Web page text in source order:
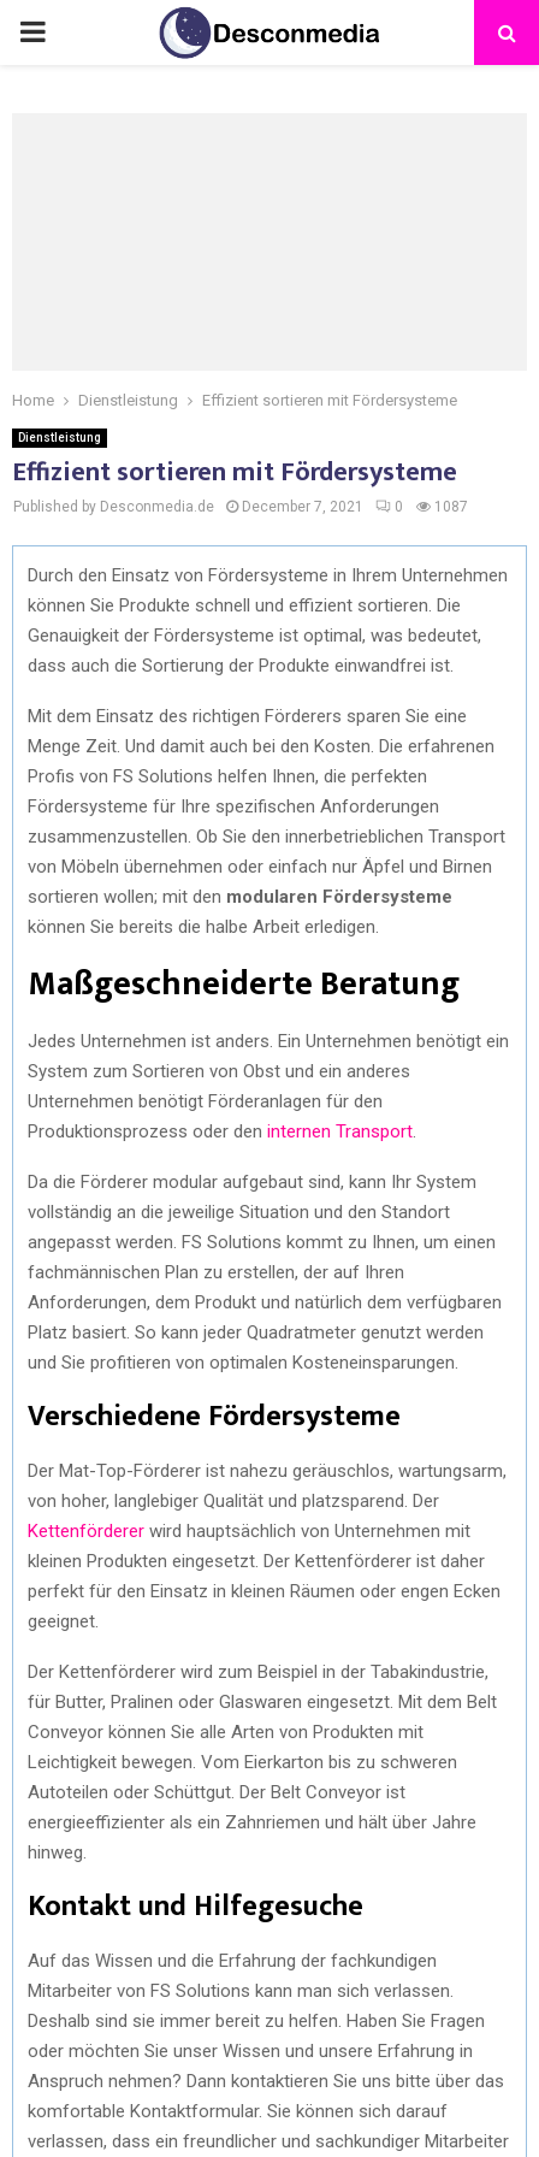
Home Dienstleistung Effizient sortieren mit Fördersysteme
Dienstleistung
Effizient sortieren mit Fördersysteme
Published by Desconmedia.de December 7, 2021 0 1087
Durch den Einsatz von Fördersysteme in Ihrem Unternehmen
können Sie Produkte schnell und effizient sortieren. Die
Genauigkeit der Fördersysteme ist optimal, was bedeutet,
dass auch die Sortierung der Produkte einwandfrei ist.
Mit dem Einsatz des richtigen Förderers sparen Sie eine
Menge Zeit. Und damit auch bei den Kosten. Die erfahrenen
Profis von FS Solutions helfen Ihnen, die perfekten
Fördersysteme für Ihre spezifischen Anforderungen
zusammenzustellen. Ob Sie den innerbetrieblichen Transport
von Möbeln übernehmen oder einfach nur Äpfel und Birnen
sortieren wollen; mit den modularen Fördersysteme
können Sie bereits die halbe Arbeit erledigen.
Maßgeschneiderte Beratung
Jedes Unternehmen ist anders. Ein Unternehmen benötigt ein
System zum Sortieren von Obst und ein anderes
Unternehmen benötigt Förderanlagen für den
Produktionsprozess oder den internen Transport
Da die Förderer modular aufgebaut sind, kann Ihr System
vollständig an die jeweilige Situation und den Standort
angepasst werden. FS Solutions kommt zu Ihnen, um einen
fachmännischen Plan zu erstellen, der auf Ihren
Anforderungen, dem Produkt und natürlich dem verfügbaren
Platz basiert. So kann jeder Quadratmeter genutzt werden
und Sie profitieren von optimalen Kosteneinsparungen.
Verschiedene Fördersysteme
Der Mat-Top-Förderer ist nahezu geräuschlos, wartungsarm,
von hoher, langlebiger Qualität und platzsparend. Der
Kettenförderer wird hauptsächlich von Unternehmen mit
kleinen Produkten eingesetzt. Der Kettenförderer ist daher
perfekt für den Einsatz in kleinen Räumen oder engen Ecken
geeignet.
Der Kettenförderer wird zum Beispiel in der Tabakindustrie,
für Butter, Pralinen oder Glaswaren eingesetzt. Mit dem Belt
Conveyor können Sie alle Arten von Produkten mit
Leichtigkeit bewegen. Vom Eierkarton bis zu schweren
Autoteilen oder Schüttgut. Der Belt Conveyor ist
energieeffizienter als ein Zahnriemen und hält über Jahre
hinweg.
Kontakt und Hilfegesuche
Auf das Wissen und die Erfahrung der fachkundigen
Mitarbeiter von FS Solutions kann man sich verlassen.
Deshalb sind sie immer bereit zu helfen. Haben Sie Fragen
oder möchten Sie unser Wissen und unsere Erfahrung in
Anspruch nehmen? Dann kontaktieren Sie uns bitte über das
komfortable Kontaktformular. Sie können sich darauf
verlassen, dass ein freundlicher und sachkundiger Mitarbeiter